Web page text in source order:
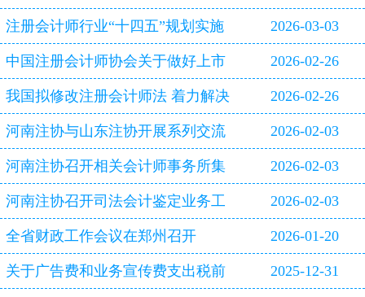
双选会即将启幕
注册会计师行业“十四五”规划实施
评估报告
2026-03-03
中国注册会计师协会关于做好上市
公司2025年年报审计工作的通知
2026-02-26
我国拟修改注册会计师法 着力解决
审计造假等行业突出问题
2026-02-26
河南注协与山东注协开展系列交流
活动
2026-02-03
河南注协召开相关会计师事务所集
体约谈会
2026-02-03
河南注协召开司法会计鉴定业务工
作专题研讨会
2026-02-03
全省财政工作会议在郑州召开 2026-01-20
关于广告费和业务宣传费支出税前 2025-12-31